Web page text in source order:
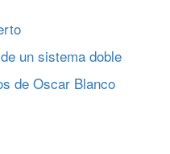
un sistema doble
de Oscar Blanco